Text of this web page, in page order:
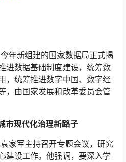
年新组建的国家数据局正式揭
进数据基础制度建设，统筹数
，统筹推进数字中国、数字经
，由国家发展和改革委员会管
市现代化治理新路子
家军主持召开专题会议，研究
建设工作。他强调，要深入学